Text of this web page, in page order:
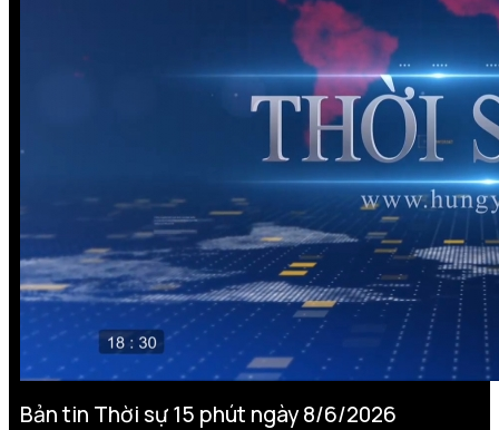
Bản tin Thời sự 15 phút ngày 8/6/2026